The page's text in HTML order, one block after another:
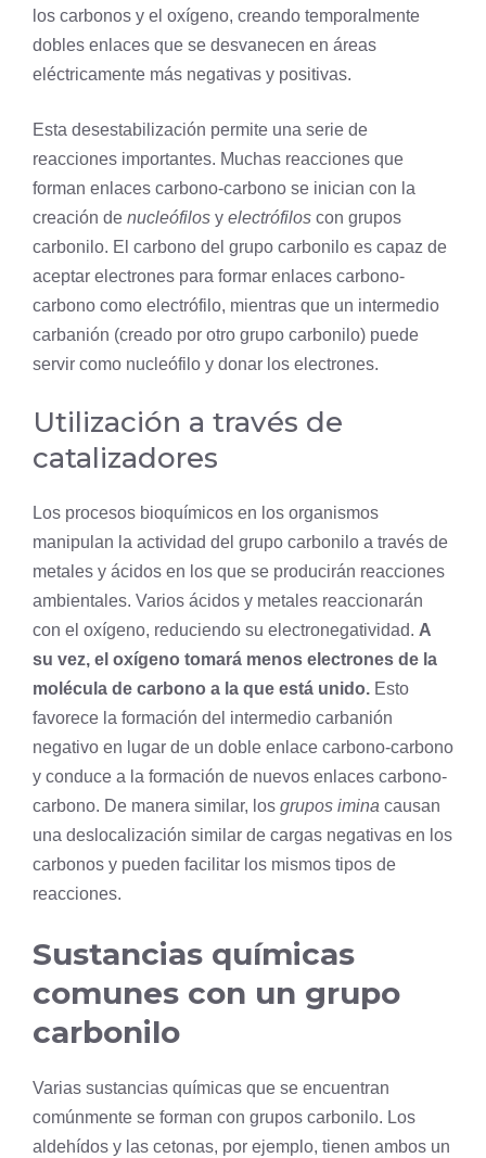
los carbonos y el oxígeno, creando temporalmente
dobles enlaces que se desvanecen en áreas
eléctricamente más negativas y positivas.
Esta desestabilización permite una serie de
reacciones importantes. Muchas reacciones que
forman enlaces carbono-carbono se inician con la
creación de nucleófilos y electrófilos con grupos
carbonilo. El carbono del grupo carbonilo es capaz de
aceptar electrones para formar enlaces carbono-
carbono como electrófilo, mientras que un intermedio
carbanión (creado por otro grupo carbonilo) puede
servir como nucleófilo y donar los electrones.
Utilización a través de
catalizadores
Los procesos bioquímicos en los organismos
manipulan la actividad del grupo carbonilo a través de
metales y ácidos en los que se producirán reacciones
ambientales. Varios ácidos y metales reaccionarán
con el oxígeno, reduciendo su electronegatividad. A
su vez, el oxígeno tomará menos electrones de la
molécula de carbono a la que está unido. Esto
favorece la formación del intermedio carbanión
negativo en lugar de un doble enlace carbono-carbono
y conduce a la formación de nuevos enlaces carbono-
carbono. De manera similar, los grupos imina causan
una deslocalización similar de cargas negativas en los
carbonos y pueden facilitar los mismos tipos de
reacciones.
Sustancias químicas
comunes con un grupo
carbonilo
Varias sustancias químicas que se encuentran
comúnmente se forman con grupos carbonilo. Los
aldehídos y las cetonas, por ejemplo, tienen ambos un